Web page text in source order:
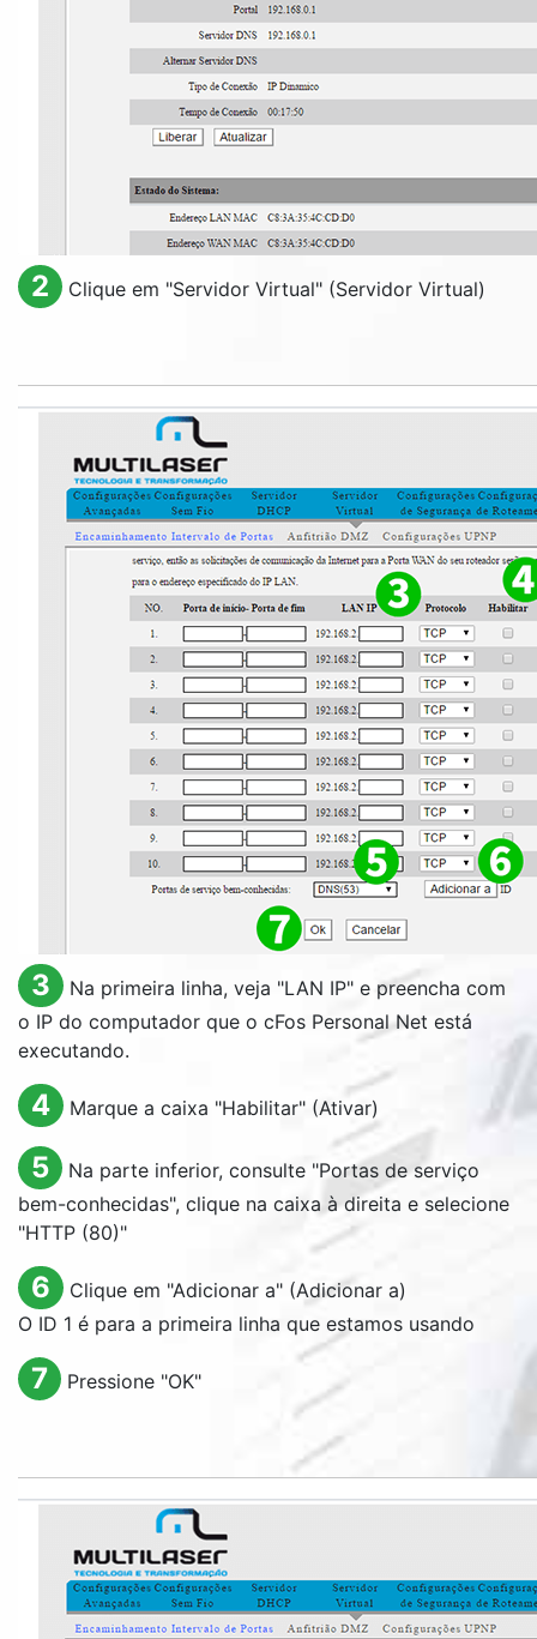
2 Clique em "Servidor Virtual" (Servidor Virtual)
3 Na primeira linha, veja "LAN IP" e preencha com
o IP do computador que o cFos Personal Net está
executando.
4 Marque a caixa "Habilitar" (Ativar)
5 Na parte inferior, consulte "Portas de serviço
bem-conhecidas", clique na caixa à direita e selecione
"HTTP (80)"
6 Clique em "Adicionar a" (Adicionar a)
O ID 1 é para a primeira linha que estamos usando
7 Pressione "OK"